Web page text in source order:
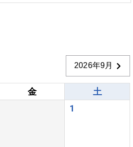
2026年9月
金
土
1